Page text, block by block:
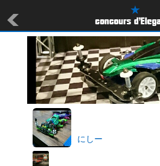
にしー